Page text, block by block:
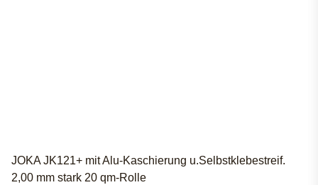
JOKA JK121+ mit Alu-Kaschierung u.Selbstklebestreif.
2,00 mm stark 20 qm-Rolle